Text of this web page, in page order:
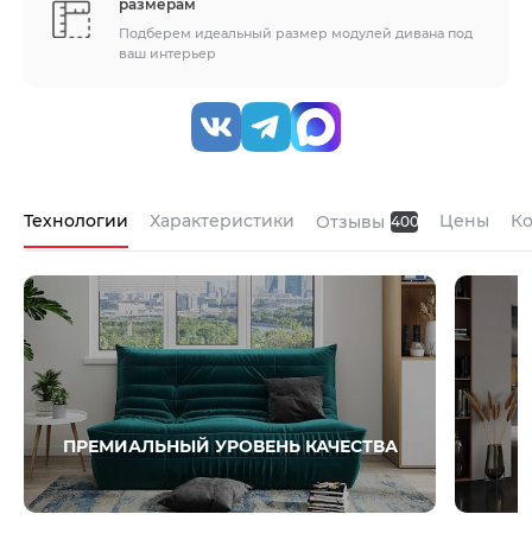
размерам
Подберем идеальный размер модулей дивана под
ваш интерьер
Технологии Характеристики Отзывы 400 Цены
ПРЕМИАЛЬНЫЙ УРОВЕНЬ КАЧЕСТВА